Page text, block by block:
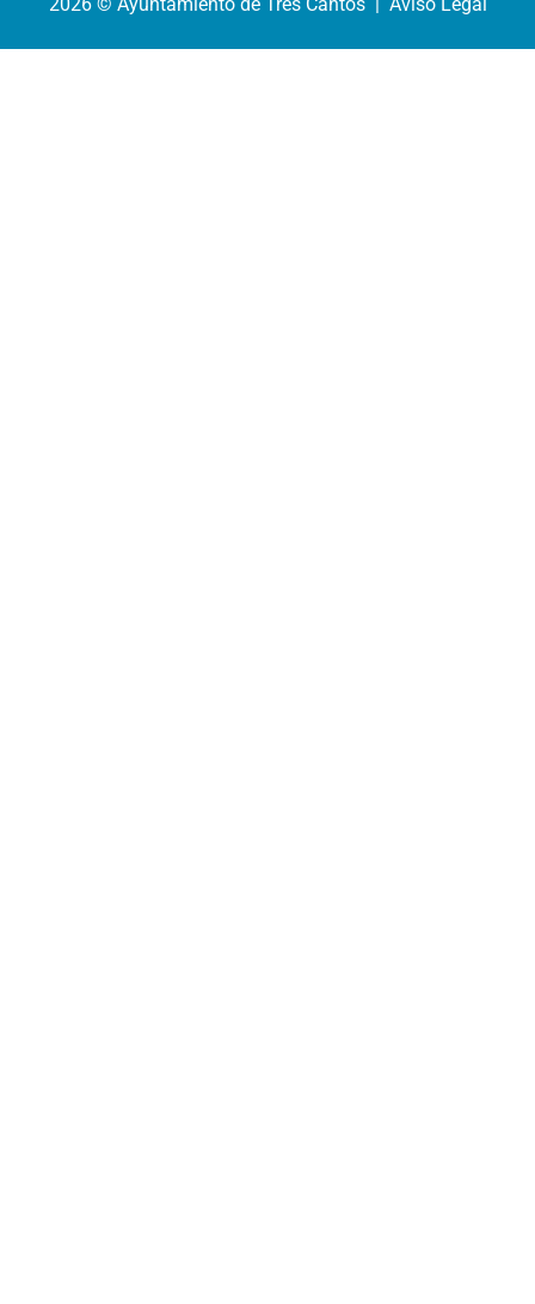
2026 © Ayuntamiento de Tres Cantos | Aviso Legal